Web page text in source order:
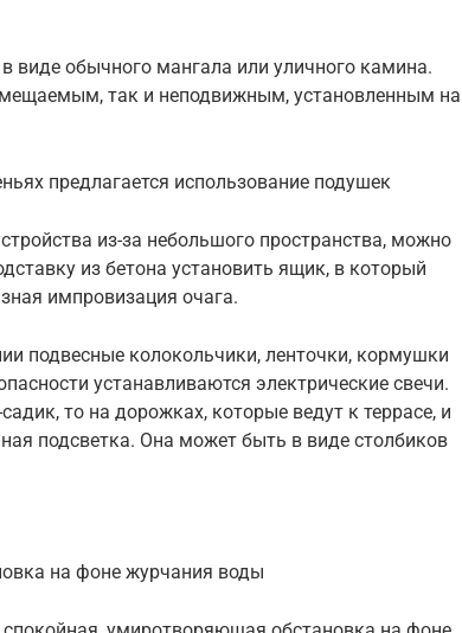
виде обычного мангала или уличного камина.
так и неподвижным, установленным на
предлагается использование подушек
из-за небольшого пространства, можно
из бетона установить ящик, в который
импровизация очага.
подвесные колокольчики, ленточки, кормушки
устанавливаются электрические свечи.
то на дорожках, которые ведут к террасе, и
подсветка. Она может быть в виде столбиков
на фоне журчания воды